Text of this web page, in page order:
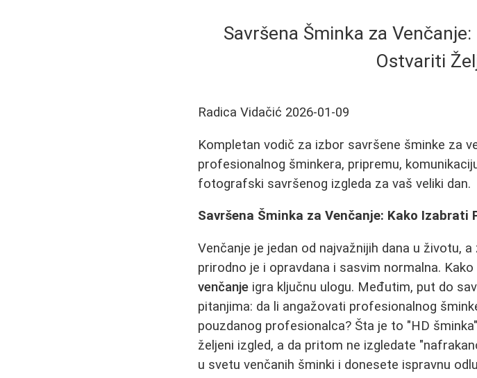
Savršena Šminka za
Ostvariti
Radica Vidačić 2026-01-09
Kompletan vodič za izbor savršene šminke za
profesionalnog šminkera, pripremu,
fotografski savršenog izgleda za vaš veliki dan.
Savršena Šminka za Venčanje: Kako
Venčanje je jedan od najvažnijih dana u životu,
prirodno je i opravdana i sasvim normalna.
venčanje igra ključnu ulogu. Međutim, put do
pitanjima: da li angažovati profesionalnog
pouzdanog profesionalca? Šta je to "HD
željeni izgled, a da pritom ne izgledate
u svetu venčanih šminki i donesete ispravnu